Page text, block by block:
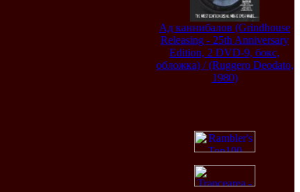
Ад каннибалов (Grindhouse
Releasing - 25th Anniversary
Edition, 2 DVD-9, бокс,
обложка) / (Ruggero Deodato,
1980)